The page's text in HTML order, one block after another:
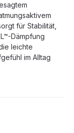
für Stabilität,
Dämpfung
leichte
im Alltag